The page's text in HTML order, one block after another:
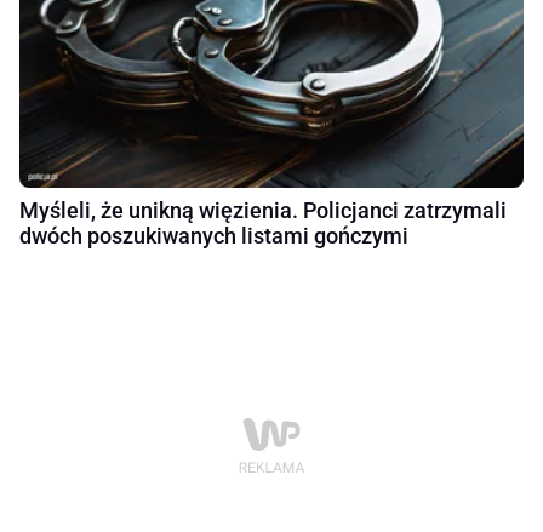
Myśleli, że unikną więzienia. Policjanci zatrzymali
dwóch poszukiwanych listami gończymi